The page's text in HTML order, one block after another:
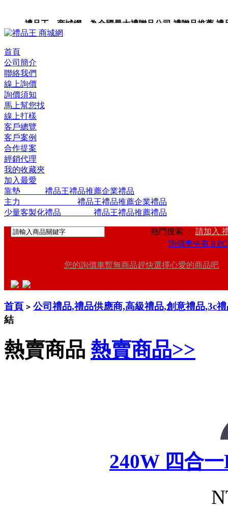
禮品王 商城網 為全國最大禮贈品公司,禮贈品推薦,禮
品包裝,禮品卡,企業禮品,禮品小物,高級禮品,禮品網站。
首頁
公司簡介
聯絡我們
線上詢價
詢價須知
馬上幫您找
線上打樣
客戶總覽
客戶案例
合作提案
經銷代理
我的收藏夾
加入最愛
靠墊 禮品王禮品推薦企業禮品
主力 禮品王禮品推薦企業禮品
少量客製化禮品 禮品王禮品推薦禮品
熱門搜索 ： 請加入
詢價車中有 0
您的詢價車暫無商品趕快選擇心愛的商品吧
首頁 > 公司禮品,禮品供應商,高級禮品,創意禮品,3c
結
熱賣商品 熱賣商品>>
240W 四合